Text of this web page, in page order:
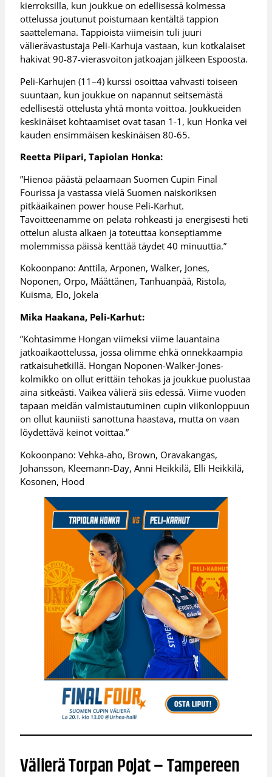
kierroksilla, kun joukkue on edellisessä kolmessa
ottelussa joutunut poistumaan kentältä tappion
saattelemana. Tappioista viimeisin tuli juuri
välierävastustaja Peli-Karhuja vastaan, kun kotkalaiset
hakivat 90-87-vierasvoiton jatkoajan jälkeen Espoosta.
Peli-Karhujen (11–4) kurssi osoittaa vahvasti toiseen
suuntaan, kun joukkue on napannut seitsemästä
edellisestä ottelusta yhtä monta voittoa. Joukkueiden
keskinäiset kohtaamiset ovat tasan 1-1, kun Honka vei
kauden ensimmäisen keskinäisen 80-65.
Reetta Piipari, Tapiolan Honka:
”Hienoa päästä pelaamaan Suomen Cupin Final
Fourissa ja vastassa vielä Suomen naiskoriksen
pitkäaikainen power house Peli-Karhut.
Tavoitteenamme on pelata rohkeasti ja energisesti heti
ottelun alusta alkaen ja toteuttaa konseptiamme
molemmissa päissä kenttää täydet 40 minuuttia.”
Kokoonpano: Anttila, Arponen, Walker, Jones,
Noponen, Orpo, Määttänen, Tanhuanpää, Ristola,
Kuisma, Elo, Jokela
Mika Haakana, Peli-Karhut:
”Kohtasimme Hongan viimeksi viime lauantaina
jatkoaikaottelussa, jossa olimme ehkä onnekkaampia
ratkaisuhetkillä. Hongan Noponen-Walker-Jones-
kolmikko on ollut erittäin tehokas ja joukkue puolustaa
aina sitkeästi. Vaikea välierä siis edessä. Viime vuoden
tapaan meidän valmistautuminen cupin viikonloppuun
on ollut kauniisti sanottuna haastava, mutta on vaan
löydettävä keinot voittaa.”
Kokoonpano: Vehka-aho, Brown, Oravakangas,
Johansson, Kleemann-Day, Anni Heikkilä, Elli Heikkilä,
Kosonen, Hood
Välierä Torpan Pojat – Tampereen